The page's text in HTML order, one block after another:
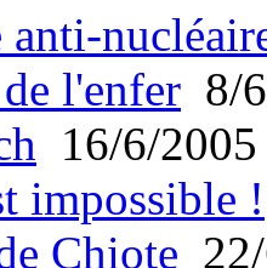
anti-
l'enfer 8/
16/6/2005
impossible !
Chiote